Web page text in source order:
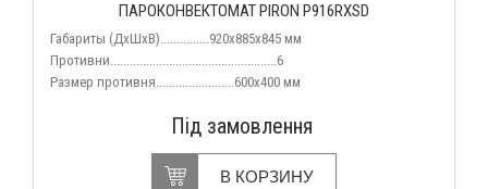
ПАРОКОНВЕКТОМАТ PIRON P916RXSD
Габариты (ДхШхВ)...............920х885х845 мм
Противни...................................................6
Размер противня........................600х400 мм
Під замовлення
В КОРЗИНУ